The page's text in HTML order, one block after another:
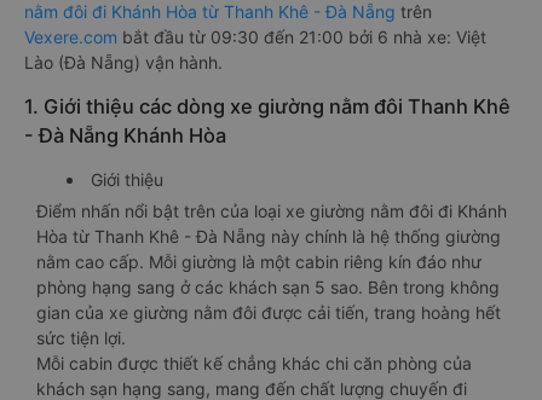
nằm đôi đi Khánh Hòa từ Thanh Khê - Đà Nẵng trên
Vexere.com bắt đầu từ 09:30 đến 21:00 bởi 6 nhà xe: Việt
Lào (Đà Nẵng) vận hành.
1. Giới thiệu các dòng xe giường nằm đôi Thanh Khê
- Đà Nẵng Khánh Hòa
Giới thiệu
Điểm nhấn nổi bật trên của loại xe giường nằm đôi đi Khánh
Hòa từ Thanh Khê - Đà Nẵng này chính là hệ thống giường
nằm cao cấp. Mỗi giường là một cabin riêng kín đáo như
phòng hạng sang ở các khách sạn 5 sao. Bên trong không
gian của xe giường nằm đôi được cải tiến, trang hoàng hết
sức tiện lợi.
Mỗi cabin được thiết kế chẳng khác chi căn phòng của
khách sạn hạng sang, mang đến chất lượng chuyến đi